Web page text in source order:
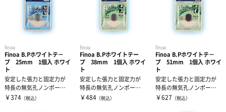
finoa
Finoa B.Pホワイトテ－
プ 25mm 1個入 ホワイ
ト
安定した張力と固定力が
特長の無気孔ノンポーラ
ステープ。手首のテーピ
￥374 （税込）
finoa
Finoa B.Pホワイトテー
プ 38mm 1個入 ホワイ
ト
安定した張力と固定力が
特長の無気孔ノンポーラ
ステープ。足首、ひじ、
￥484 （税込）
finoa
Finoa B.Pホワイトテ－
プ 51mm 1個入 ホワイ
ト
安定した張力と固定力が
特長の無気孔ノンポーラ
ステープ。ひざ、足首の
￥627 （税込）